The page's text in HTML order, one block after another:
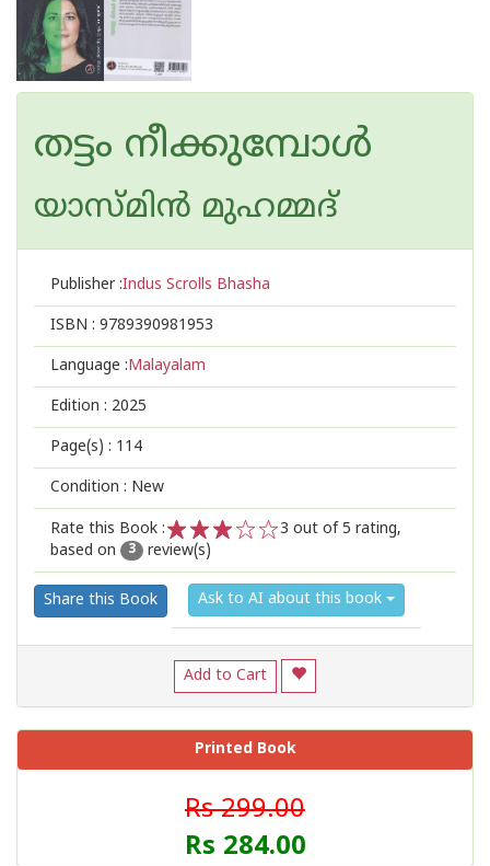
തട്ടം നീക്കുമ്പോൾ
യാസ്മിൻ മുഹമ്മദ്
Publisher :Indus Scrolls Bhasha
ISBN : 9789390981953
Language :Malayalam
Edition : 2025
Page(s) : 114
Condition : New
Rate this Book :
2
1
3 out of 5 rating,
based on
3 review(s)
Share this Book Ask to AI about this book
Add to Cart
Printed Book
Rs 299.00
Rs 284.00